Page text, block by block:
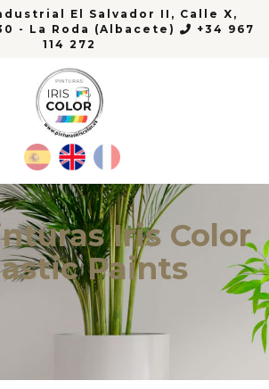
El Salvador II, Calle X,
- La Roda (Albacete)
+34 967
114 272
Iris Color
Paints